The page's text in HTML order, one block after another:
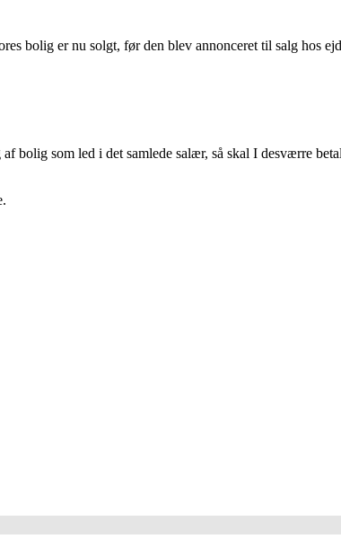
bolig er nu solgt, før den blev annonceret til salg hos
som led i det samlede salær, så skal I desværre